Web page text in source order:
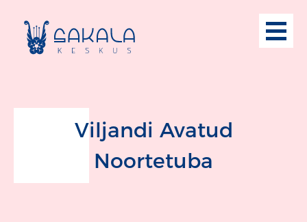
Viljandi Avatud
Noortetuba